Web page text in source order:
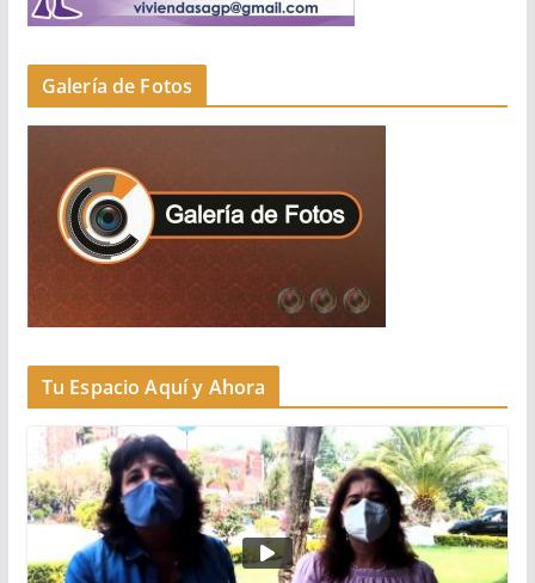
Galería de Fotos
Tu Espacio Aquí y Ahora